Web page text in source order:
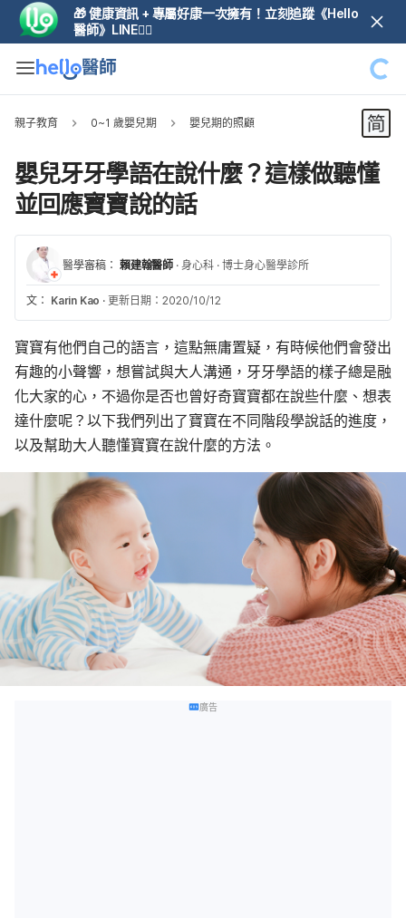
🎁 健康資訊 + 專屬好康一次擁有！立刻追蹤《Hello
醫師》LINE👆🏼
親子教育 0~1 歲嬰兒期 嬰兒期的照顧
嬰兒牙牙學語在說什麼？這樣做聽懂
並回應寶寶說的話
醫學審稿： 賴建翰醫師 · 身心科 · 博士身心醫學診所
文： Karin Kao · 更新日期：2020/10/12
寶寶有他們自己的語言，這點無庸置疑，有時候他們會發出
有趣的小聲響，想嘗試與大人溝通，牙牙學語的樣子總是融
化大家的心，不過你是否也曾好奇寶寶都在說些什麼、想表
達什麼呢？以下我們列出了寶寶在不同階段學說話的進度，
以及幫助大人聽懂寶寶在說什麼的方法。
廣告